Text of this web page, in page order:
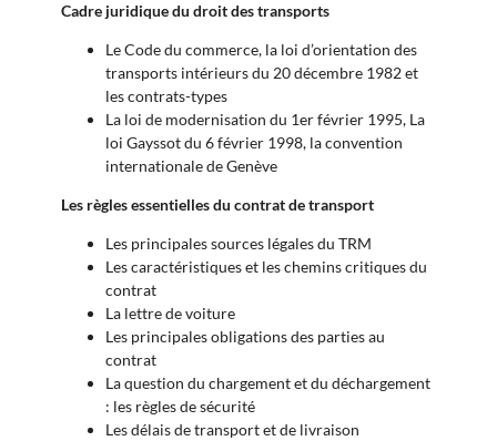
Cadre juridique du droit des transports
Le Code du commerce, la loi d’orientation des
transports intérieurs du 20 décembre 1982 et
les contrats-types
La loi de modernisation du 1er février 1995, La
loi Gayssot du 6 février 1998, la convention
internationale de Genève
Les règles essentielles du contrat de transport
Les principales sources légales du TRM
Les caractéristiques et les chemins critiques du
contrat
La lettre de voiture
Les principales obligations des parties au
contrat
La question du chargement et du déchargement
: les règles de sécurité
Les délais de transport et de livraison